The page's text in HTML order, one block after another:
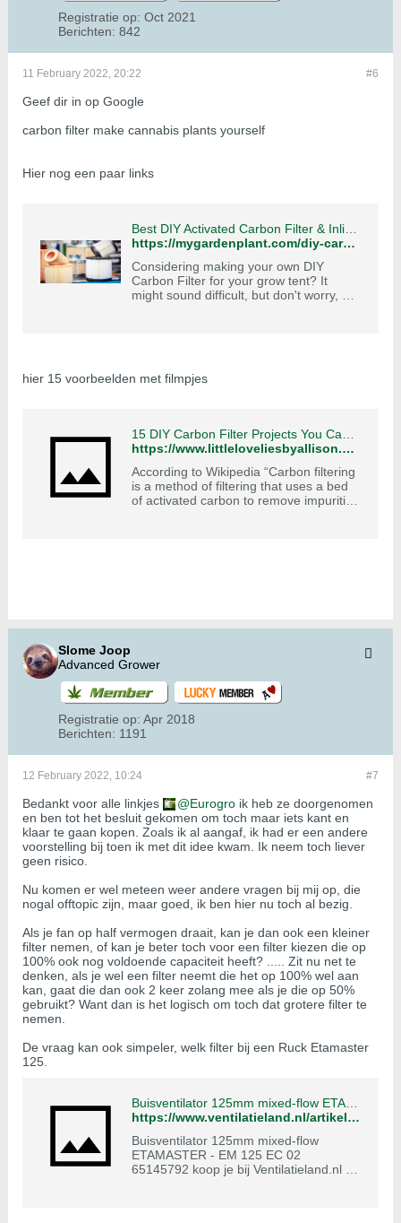
Registratie op: Oct 2021
Berichten: 842
#6
11 February 2022, 20:22
Geef dir in op Google
carbon filter make cannabis plants yourself
Hier nog een paar links
https://mygardenplant.com/diy-carbon-filter-for-a-grow-room/
Considering making your own DIY
Carbon Filter for your grow tent? It
might sound difficult, but don't worry, we
hier 15 voorbeelden met filmpjes
https://www.littleloveliesbyallison.com/diy-carbon-filter-projects/
According to Wikipedia “Carbon filtering
is a method of filtering that uses a bed
of activated carbon to remove impurities
Slome Joop
Advanced Grower
Registratie op: Apr 2018
Berichten: 1191
#7
12 February 2022, 10:24
Bedankt voor alle linkjes Eurogro ik heb ze doorgenomen
en ben tot het besluit gekomen om toch maar iets kant en
klaar te gaan kopen. Zoals ik al aangaf, ik had er een andere
voorstelling bij toen ik met dit idee kwam. Ik neem toch liever
geen risico.
Nu komen er wel meteen weer andere vragen bij mij op, die
nogal offtopic zijn, maar goed, ik ben hier nu toch al bezig.
Als je fan op half vermogen draait, kan je dan ook een kleiner
filter nemen, of kan je beter toch voor een filter kiezen die op
100% ook nog voldoende capaciteit heeft? ..... Zit nu net te
denken, als je wel een filter neemt die het op 100% wel aan
kan, gaat die dan ook 2 keer zolang mee als je die op 50%
gebruikt? Want dan is het logisch om toch dat grotere filter te
nemen.
De vraag kan ook simpeler, welk filter bij een Ruck Etamaster
125.
https://www.ventilatieland.nl/artikel/29025/ruck-buisventilator-etamaster-met-ec-motor-220-m-h-o-125-mm-em-125-ec-02-pwm-sturing.html
Buisventilator 125mm mixed-flow
ETAMASTER - EM 125 EC 02
65145792 koop je bij Ventilatieland.nl ?